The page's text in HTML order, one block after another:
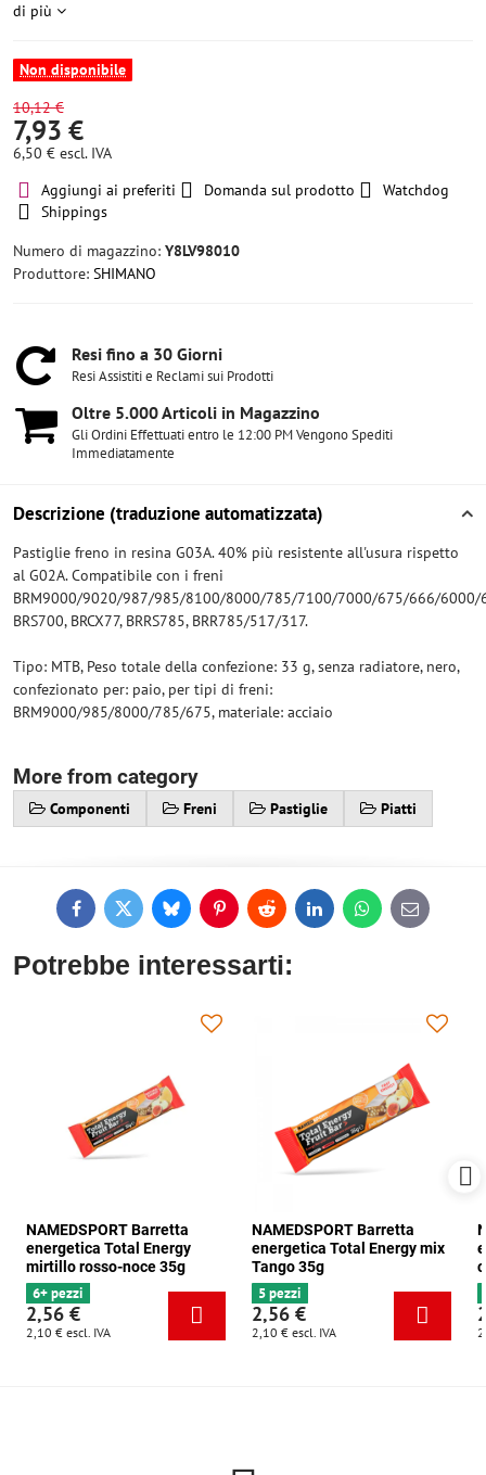
di più
Non disponibile
10,12 €
7,93 €
6,50 € escl. IVA
Aggiungi ai preferiti
Domanda sul prodotto
Watchdog
Shippings
Numero di magazzino: Y8LV98010
Produttore: SHIMANO
Resi fino a 30 Giorni
Resi Assistiti e Reclami sui Prodotti
Oltre 5​.000 Articoli in Magazzino
Gli Ordini Effettuati entro le 12:00 PM Vengono Spediti
Immediatamente
Descrizione (traduzione automatizzata)
Pastiglie freno in resina G03A. 40% più resistente all'usura rispetto
al G02A. Compatibile con i freni
BRM9000/9020/987/985/8100/8000/785/7100/7000/675/666/6000/
BRS700, BRCX77, BRRS785, BRR785/517/317.
Tipo: MTB, Peso totale della confezione: 33 g, senza radiatore, nero,
confezionato per: paio, per tipi di freni:
BRM9000/985/8000/785/675, materiale: acciaio
More from category
Componenti Freni Pastiglie Piatti
FacebookTwitterBlueskyPinterestReddit LinkedInWhatsApp
E-
mail
Potrebbe interessarti:
NAMEDSPORT Barretta
energetica Total Energy
mirtillo rosso-noce 35g
6+ pezzi
2,56 €
2,10 € escl. IVA
NAMEDSPORT Barretta
energetica Total Energy mix
Tango 35g
5 pezzi
2,56 €
2,10 € escl. IVA